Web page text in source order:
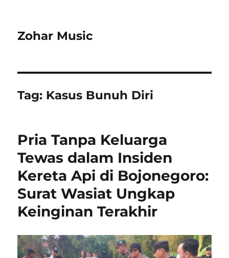
Zohar Music
Tag: Kasus Bunuh Diri
Pria Tanpa Keluarga
Tewas dalam Insiden
Kereta Api di Bojonegoro:
Surat Wasiat Ungkap
Keinginan Terakhir